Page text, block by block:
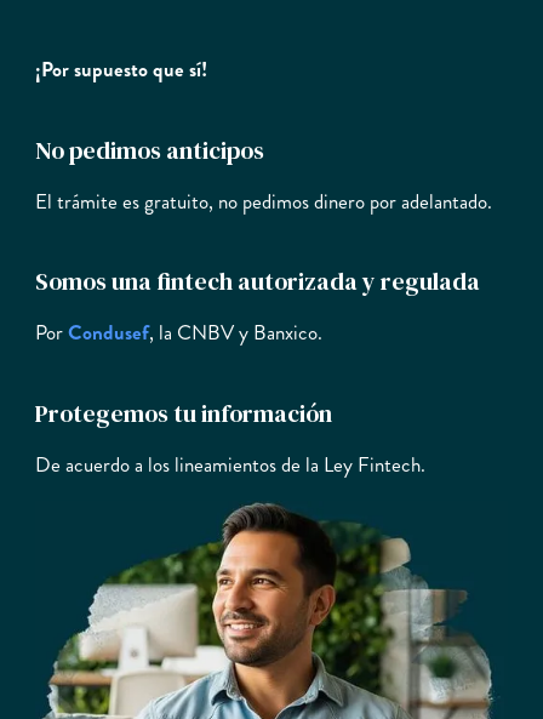
¡Por supuesto que sí!
No pedimos anticipos
El trámite es gratuito, no pedimos dinero por adelantado.
Somos una fintech autorizada y regulada
PorCondusef, la CNBV y Banxico.
Protegemos tu información
De acuerdo a los lineamientos de la Ley Fintech.